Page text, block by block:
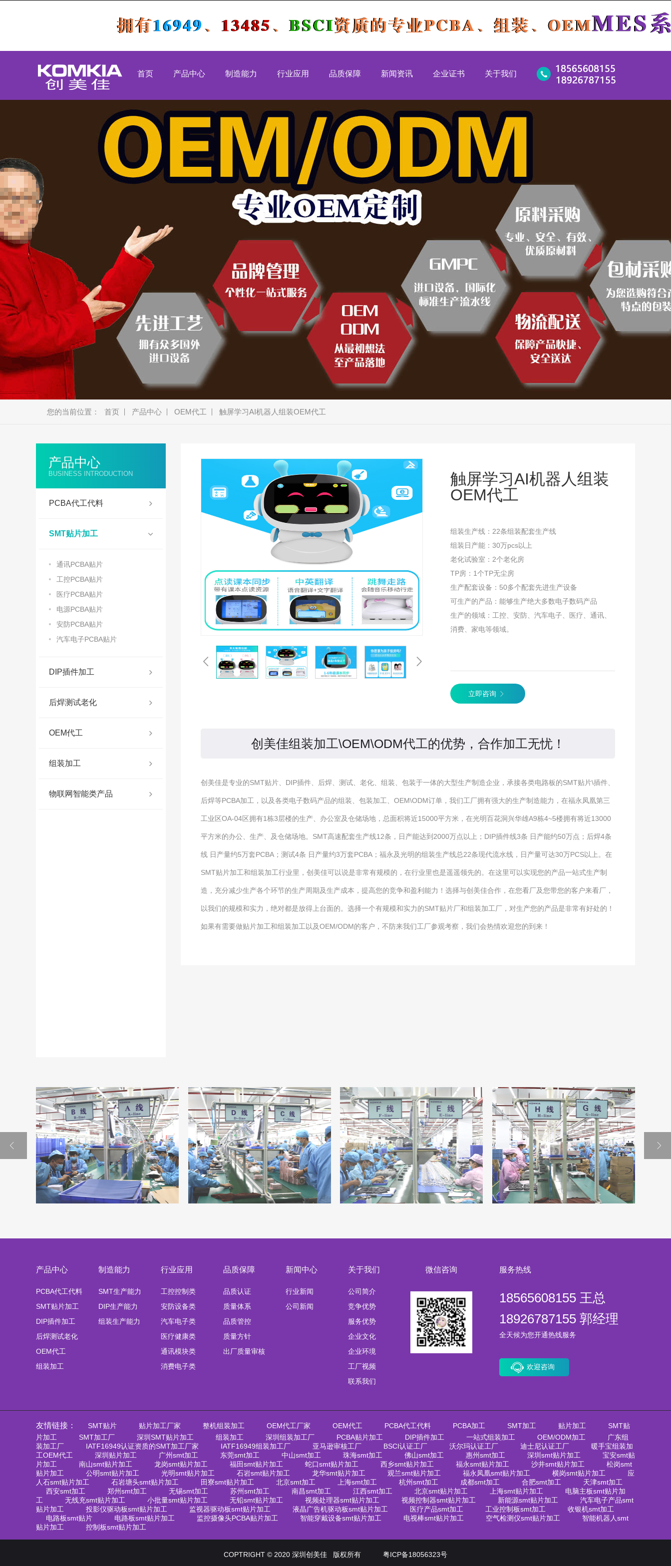
首页 产品中心
SMT贴片加工
DIP插件加工
后焊测试老化
OEM代工
组装加工
医疗类
美容类
车载类
消费类
商显类
安防类
新能源
机器人
智能厨电
蓝牙音箱
金融产品
3D打印机、数码相机
物联网智能类产品
制造能力
DIP生产能力
组装生产能力
行业应用
安防设备类
汽车电子类
医疗健康类
通讯模块类
消费电子类
品质保障
质量体系
品质管控
质量方针
出厂质量审核
新闻资讯
公司新闻
企业证书
深圳市高新企业
IATF16949：2016
ISO13485:2016
ISO9001：2015
ISO14001:2004
CCC认证
智伴 班兒3C证书
关于我们
竞争优势
服务优势
企业文化
企业环境
工厂视频
您的当前位置： 首页 产品中心 OEM代工 触屏学习AI机器人组装OEM代工
产品中心
BUSINESS INTRODUCTION
PCBA代工代料
SMT贴片加工
通讯PCBA贴片
工控PCBA贴片
医疗PCBA贴片
电源PCBA贴片
安防PCBA贴片
汽车电子PCBA贴片
DIP插件加工
后焊测试老化
OEM代工
组装加工
物联网智能类产品
触屏学习AI机器人组装
OEM代工
组装生产线：22条组装配套生产线
组装日产能：30万pcs以上
老化试验室：2个老化房
TP房：1个TP无尘房
生产配套设备：50多个配套先进生产设备
可生产的产品：能够生产绝大多数电子数码产品
生产的领域：工控、安防、汽车电子、医疗、通讯、
消费、家电等领域。
立即咨询
创美佳组装加工\OEM\ODM代工的优势，合作加工无忧！
创美佳是专业的SMT贴片、DIP插件、后焊、测试、老化、组装、包装于一体的大型生产制造企业，承接各类电路板的SMT贴片\插件、
后焊等PCBA加工，以及各类电子数码产品的组装、包装加工、OEM\ODM订单，我们工厂拥有强大的生产制造能力，在福永凤凰第三
工业区OA-04区拥有1栋3层楼的生产、办公室及仓储场地，总面积将近15000平方米，在光明百花洞兴华雄A9栋4~5楼拥有将近13000
平方米的办公、生产、及仓储场地。SMT高速配套生产线12条，日产能达到2000万点以上；DIP插件线3条 日产能约50万点；后焊4条
线 日产量约5万套PCBA；测试4条 日产量约3万套PCBA；福永及光明的组装生产线总22条现代流水线，日产量可达30万PCS以上。在
SMT贴片加工和组装加工行业里，创美佳可以说是非常有规模的，在行业里也是遥遥领先的。在这里可以实现您的产品一站式生产制
造，充分减少生产各个环节的生产周期及生产成本，提高您的竞争和盈利能力！选择与创美佳合作，在您看厂及您带您的客户来看厂，
以我们的规模和实力，绝对都是放得上台面的。选择一个有规模和实力的SMT贴片厂和组装加工厂，对生产您的产品是非常有好处的！
如果有需要做贴片加工和组装加工以及OEM/ODM的客户，不防来我们工厂参观考察，我们会热情欢迎您的到来！
组装车间E-F线 组装车间G-H线 组装车间I-J线
产品中心
PCBA代工代料
SMT贴片加工
DIP插件加工
后焊测试老化
OEM代工
组装加工
制造能力
SMT生产能力
DIP生产能力
组装生产能力
行业应用
工控控制类
安防设备类
汽车电子类
医疗健康类
通讯模块类
消费电子类
品质保障
品质认证
质量体系
品质管控
质量方针
出厂质量审核
新闻中心
行业新闻
公司新闻
关于我们
公司简介
竞争优势
服务优势
企业文化
企业环境
工厂视频
联系我们
微信咨询 服务热线
18565608155 王总
18926787155 郭经理
全天候为您开通热线服务
欢迎咨询
友情链接： SMT贴片 贴片加工厂家 整机组装加工 OEM代工厂家 OEM代工 PCBA代工代料 PCBA加工 SMT加工 贴片加工
SMT贴
片加工
SMT加工厂 深圳SMT贴片加工 组装加工 深圳组装加工厂 PCBA贴片加工 DIP插件加工 一站式组装加工 OEM/ODM加工
广东组
装加工厂
IATF16949认证资质的SMT加工厂家 IATF16949组装加工厂 亚马逊审核工厂 BSCI认证工厂 沃尔玛认证工厂 迪士尼认证工厂
暖手宝组装加
工OEM代工
深圳贴片加工 广州smt加工 东莞smt加工 中山smt加工 珠海smt加工 佛山smt加工 惠州smt加工 深圳smt贴片加工
宝安smt贴
片加工
南山smt贴片加工 龙岗smt贴片加工 福田smt贴片加工 蛇口smt贴片加工 西乡smt贴片加工 福永smt贴片加工 沙井smt贴片加工
松岗smt
贴片加工
公明smt贴片加工 光明smt贴片加工 石岩smt贴片加工 龙华smt贴片加工 观兰smt贴片加工 福永凤凰smt贴片加工 横岗smt贴片加工
应
人石smt贴片加工
石岩塘头smt贴片加工 田寮smt贴片加工 北京smt加工 上海smt加工 杭州smt加工 成都smt加工 合肥smt加工
天津smt加工
西安smt加工
郑州smt加工 无锡smt加工 苏州smt加工 南昌smt加工 江西smt加工 北京smt贴片加工 上海smt贴片加工
电脑主板smt贴片加
工
无线充smt贴片加工 小批量smt贴片加工 无铅smt贴片加工 视频处理器smt贴片加工 视频控制器smt贴片加工 新能源smt贴片加工
汽车电子产品smt
贴片加工
投影仪驱动板smt贴片加工 监视器驱动板smt贴片加工 液晶广告机驱动板smt贴片加工 医疗产品smt加工 工业控制板smt加工
收银机smt加工
电路板smt贴片
电路板smt贴片加工 监控摄像头PCBA贴片加工 智能穿戴设备smt贴片加工 电视棒smt贴片加工 空气检测仪smt贴片加工
智能机器人smt
贴片加工
控制板smt贴片加工
COPTRIGHT © 2020 深圳创美佳 版权所有 粤ICP备18056323号